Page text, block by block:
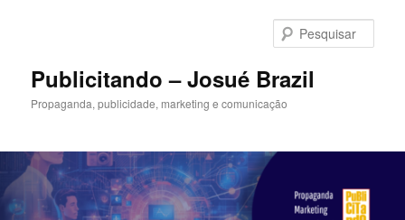
principalPublicitando – Josué Brazil
Propaganda, publicidade, marketing e comunicação